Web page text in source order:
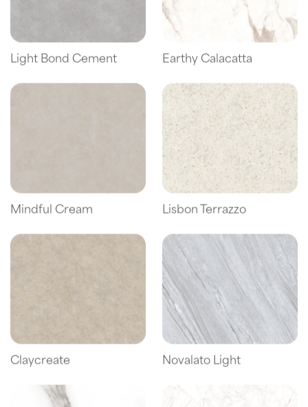
Light Bond Cement
Mindful Cream Lisbon Terrazzo
Claycreate Novalato Light